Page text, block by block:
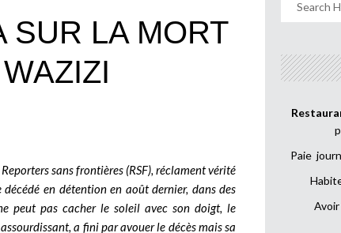
SUR LA MORT
sans frontières (RSF), réclament vérité
en détention en août dernier, dans des
peut pas cacher le soleil avec son doigt, le
a fini par avouer le décès mais sa
Paie